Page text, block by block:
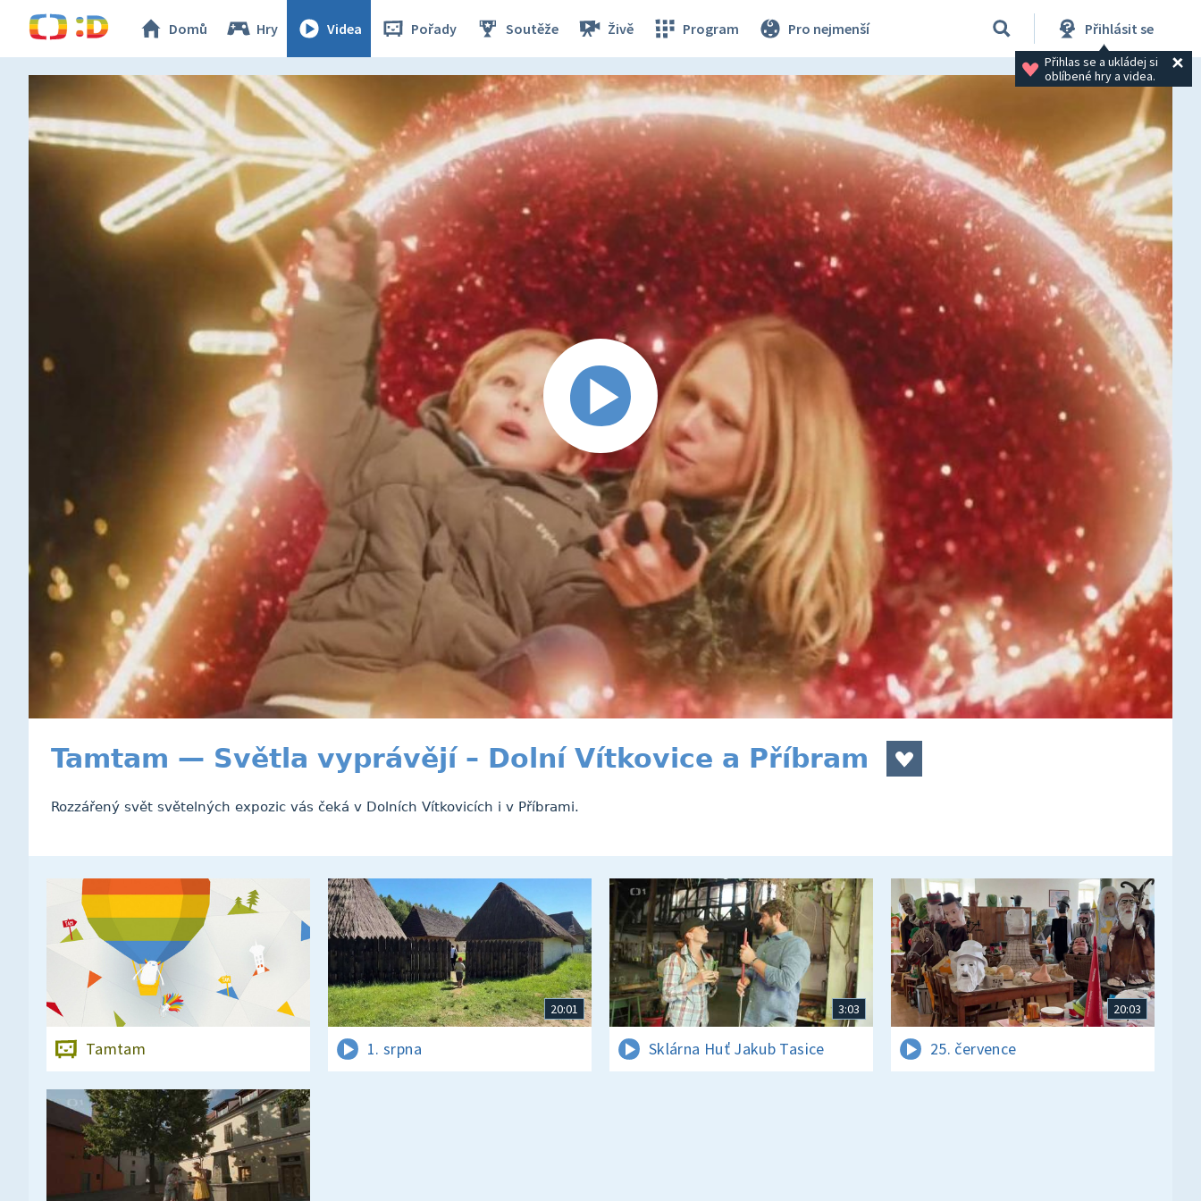
Domů Hry Videa Pořady Soutěže Živě Program Pro nejmenší Přihlásit se
Přihlas se a ukládej si
oblíbené hry a videa.
Tamtam — Světla vyprávějí – Dolní Vítkovice a Příbram
Rozzářený svět světelných expozic vás čeká v Dolních Vítkovicích i v Příbrami.
Tamtam
20:01
1. srpna
3:03
Sklárna Huť Jakub Tasice
20:03
25. července